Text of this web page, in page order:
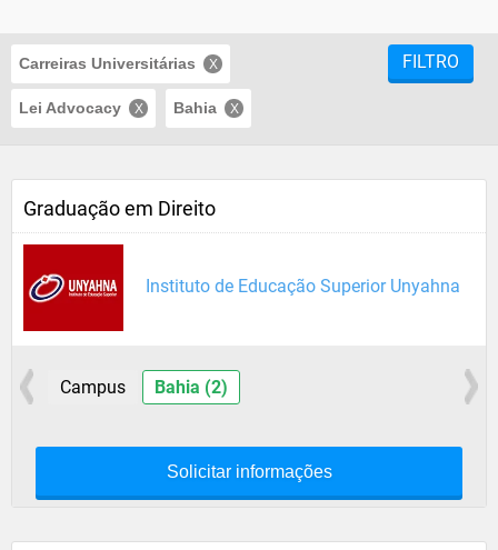
Carreiras Universitárias
Lei Advocacy Bahia
FILTRO
Graduação em Direito
Instituto de Educação Superior Unyahna
Campus Bahia (2)
Solicitar informações